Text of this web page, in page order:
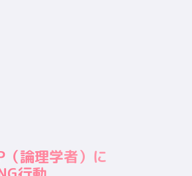
（論理学者）に